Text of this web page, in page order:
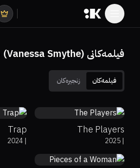
فیلمەکانی (Vanessa Smythe)
فیلمەکان زنجیرەکان 5.5
0%
0%
The Players
|
2025
Trap
|
2024
7.1
66%